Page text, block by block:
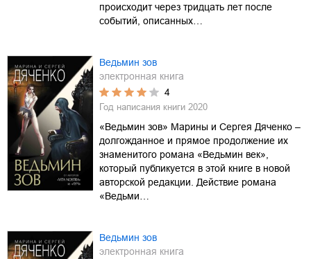
происходит через тридцать лет после
событий, описанных…
Ведьмин зов
электронная книга
4
Год написания книги 2020
«Ведьмин зов» Марины и Сергея Дяченко –
долгожданное и прямое продолжение их
знаменитого романа «Ведьмин век»,
который публикуется в этой книге в новой
авторской редакции. Действие романа
«Ведьми…
Ведьмин зов
электронная книга